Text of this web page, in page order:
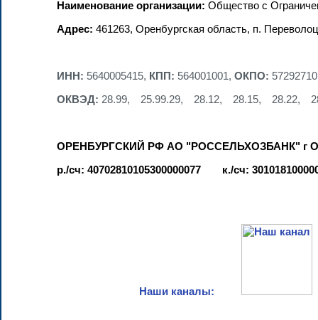
Наименование организации: Общество с
Адрес: 461263, Оренбургская область, п.
ИНН: 5640005415, КПП: 564001001, ОКПО:
ОКВЭД: 28.99, 25.99.29, 28.12, 28.15,
ОРЕНБУРГСКИЙ РФ АО "РОССЕЛЬХОЗБАНК"
р./сч: 40702810105300000077 к./сч:
Наши каналы: